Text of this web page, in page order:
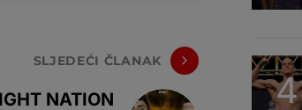
SLJEDEĆI ČLANAK
NATION